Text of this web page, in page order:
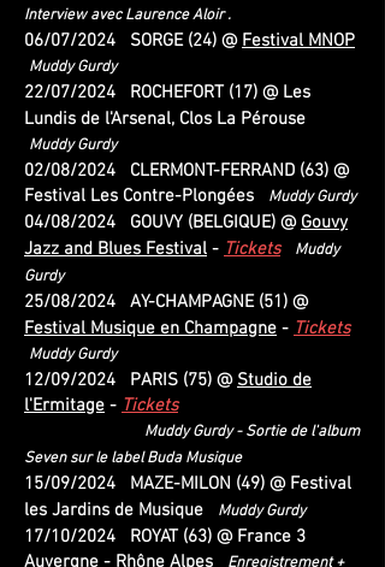
Interview avec Laurence Aloir .
06/07/2024 SORGE (24) @ Festival MNOP
Muddy Gurdy
22/07/2024 ROCHEFORT (17) @ Les
Lundis de l'Arsenal, Clos La Pérouse
Muddy Gurdy
02/08/2024 CLERMONT-FERRAND (63) @
Festival Les Contre-Plongées
Muddy Gurdy
04/08/2024 GOUVY (BELGIQUE) @ Gouvy
Jazz and Blues Festival - Tickets
Muddy
Gurdy
25/08/2024 AY-CHAMPAGNE (51) @
Festival Musique en Champagne - Tickets
Muddy Gurdy
12/09/2024 PARIS (75) @ Studio de
l'Ermitage - Tickets
Muddy Gurdy - Sortie de l'album
Seven sur le label Buda Musique
15/09/2024 MAZE-MILON (49) @ Festival
les Jardins de Musique
Muddy Gurdy
17/10/2024 ROYAT (63) @ France 3
Auvergne - Rhône Alpes